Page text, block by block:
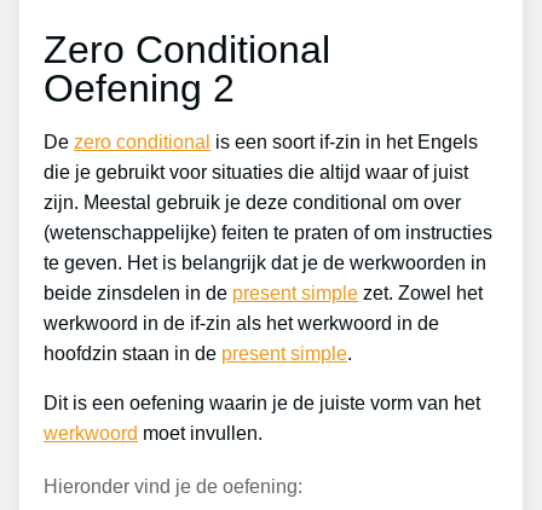
Zero Conditional
Oefening 2
De zero conditional is een soort if-zin in het Engels
die je gebruikt voor situaties die altijd waar of juist
zijn. Meestal gebruik je deze conditional om over
(wetenschappelijke) feiten te praten of om instructies
te geven. Het is belangrijk dat je de werkwoorden in
beide zinsdelen in de present simple zet. Zowel het
werkwoord in de if-zin als het werkwoord in de
hoofdzin staan in de present simple.
Dit is een oefening waarin je de juiste vorm van het
werkwoord moet invullen.
Hieronder vind je de oefening: